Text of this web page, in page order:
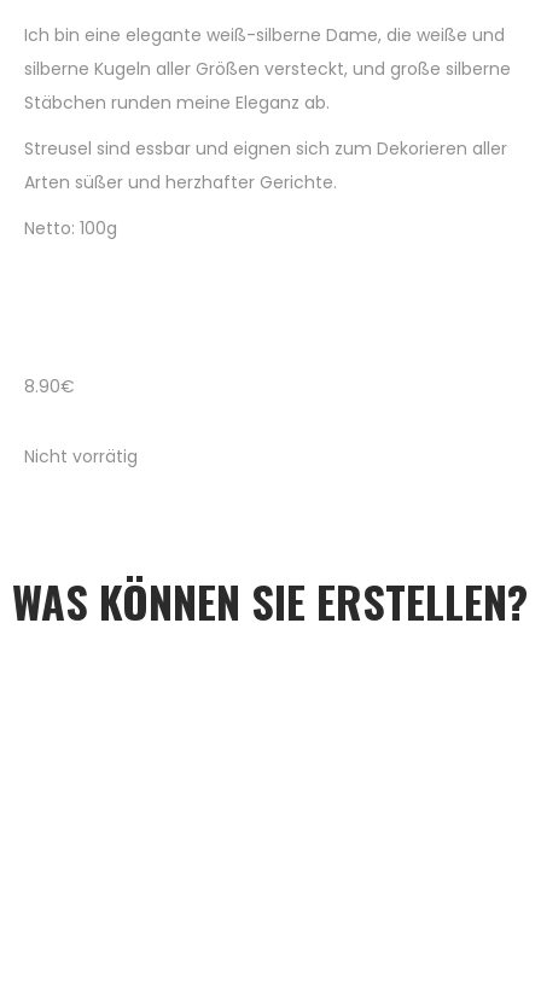
Ich bin eine elegante weiß-silberne Dame, die weiße und
silberne Kugeln aller Größen versteckt, und große silberne
Stäbchen runden meine Eleganz ab.
Streusel sind essbar und eignen sich zum Dekorieren aller
Arten süßer und herzhafter Gerichte.
Netto: 100g
8.90€
Nicht vorrätig
WAS KÖNNEN SIE ERSTELLEN?